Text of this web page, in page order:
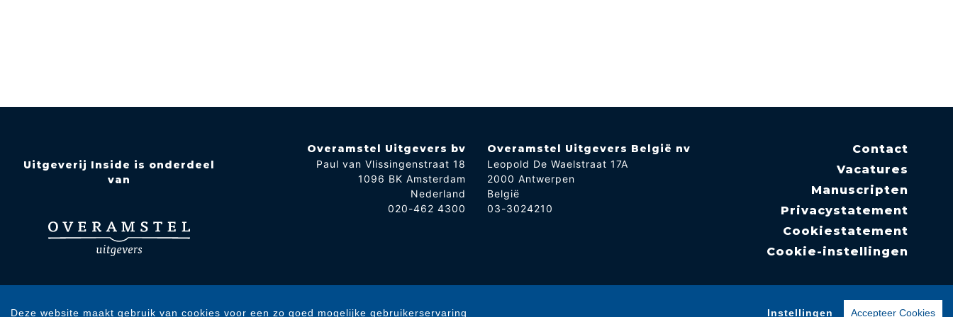
Uitgeverij Inside is onderdeel
van
Overamstel Uitgevers bv
Paul van Vlissingenstraat 18
1096 BK Amsterdam
Nederland
020-462 4300
Overamstel Uitgevers België nv
Leopold De Waelstraat 17A
2000 Antwerpen
België
03-3024210
Contact
Vacatures
Manuscripten
Privacystatement
Cookiestatement
Cookie-instellingen
Deze website maakt gebruik van cookies voor een zo goed mogelijke gebruikerservaring Instellingen Accepteer Cookies